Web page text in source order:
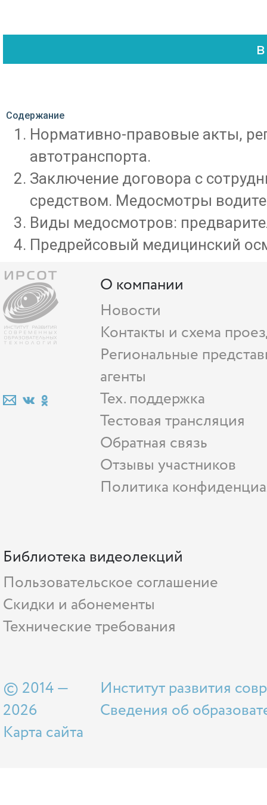
Содержание
Нормативно-правовые акты,
автотранспорта.
Заключение договора с
средством. Медосмотры
Виды медосмотров:
Предрейсовый медицинский
О компании
Новости
Контакты и схема
Региональные
агенты
Тех. поддержка
Тестовая трансляция
Обратная связь
Отзывы участников
Политика
Библиотека видеолекций
Пользовательское соглашение
Скидки и абонементы
Технические требования
© 2014 —
2026
Карта сайта
Институт развития
Сведения об